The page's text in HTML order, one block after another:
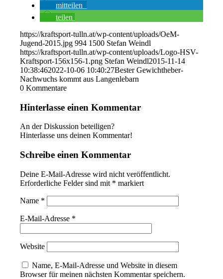
mitteilen
teilen
https://kraftsport-tulln.at/wp-content/uploads/OeM-
Jugend-2015.jpg 994 1500 Stefan Weindl
https://kraftsport-tulln.at/wp-content/uploads/Logo-HSV-
Kraftsport-156x156-1.png Stefan Weindl2015-11-14
10:38:462022-10-06 10:40:27Bester Gewichtheber-
Nachwuchs kommt aus Langenlebarn
0 Kommentare
Hinterlasse einen Kommentar
An der Diskussion beteiligen?
Hinterlasse uns deinen Kommentar!
Schreibe einen Kommentar
Deine E-Mail-Adresse wird nicht veröffentlicht.
Erforderliche Felder sind mit * markiert
Name *
E-Mail-Adresse *
Website
Name, E-Mail-Adresse und Website in diesem
Browser für meinen nächsten Kommentar speichern.